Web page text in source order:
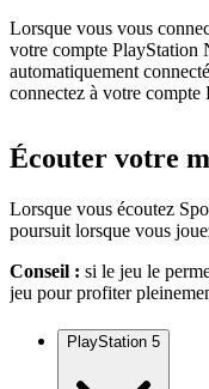
Lorsque vous vous
votre compte PlayStation
automatiquement
connectez à votre compte
Écouter votre
Lorsque vous écoutez
poursuit lorsque vous
Conseil : si le jeu le
jeu pour profiter
PlayStation 5